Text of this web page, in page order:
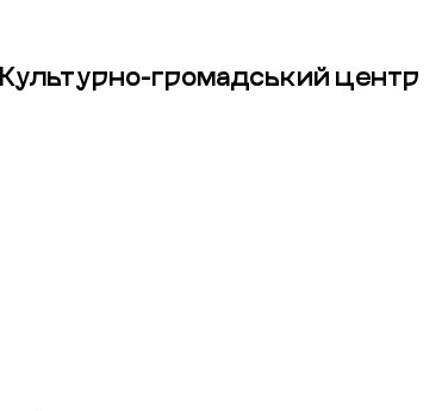
громадський центр